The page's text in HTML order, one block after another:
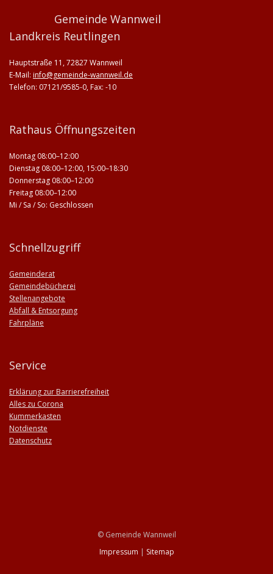
Gemeinde Wannweil
Landkreis Reutlingen
Hauptstraße 11, 72827 Wannweil
E-Mail: info@gemeinde-wannweil.de
Telefon: 07121/9585-0, Fax: -10
Rathaus Öffnungszeiten
Montag 08:00–12:00
Dienstag 08:00–12:00, 15:00–18:30
Donnerstag 08:00–12:00
Freitag 08:00–12:00
Mi / Sa / So: Geschlossen
Schnellzugriff
Gemeinderat
Gemeindebücherei
Stellenangebote
Abfall & Entsorgung
Fahrpläne
Service
Erklärung zur Barrierefreiheit
Alles zu Corona
Kummerkasten
Notdienste
Datenschutz
© Gemeinde Wannweil
Impressum | Sitemap